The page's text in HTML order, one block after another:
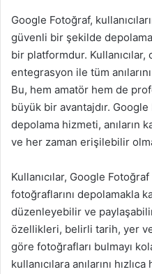
Google Fotoğraf,
güvenli bir şekilde
bir platformdur.
entegrasyon ile tüm
Bu, hem amatör hem de
büyük bir avantajdır.
depolama hizmeti, anıların
ve her zaman erişilebilir
Kullanıcılar, Google
fotoğraflarını depolamakla
düzenleyebilir ve
özellikleri, belirli tarih, yer
göre fotoğrafları bulmayı
kullanıcılara anılarını